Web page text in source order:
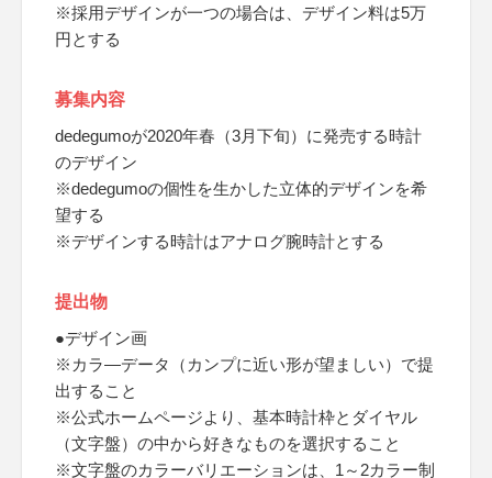
※採用デザインが一つの場合は、デザイン料は5万
円とする
募集内容
dedegumoが2020年春（3月下旬）に発売する時計
のデザイン
※dedegumoの個性を生かした立体的デザインを希
望する
※デザインする時計はアナログ腕時計とする
提出物
●デザイン画
※カラ―データ（カンプに近い形が望ましい）で提
出すること
※公式ホームページより、基本時計枠とダイヤル
（文字盤）の中から好きなものを選択すること
※文字盤のカラーバリエーションは、1～2カラー制